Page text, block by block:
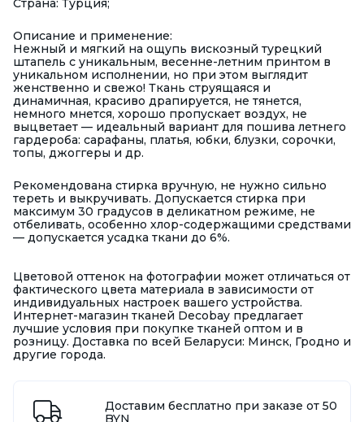
Страна: Турция;
Описание и применение:
Нежный и мягкий на ощупь вискозный турецкий
штапель с уникальным, весенне-летним принтом в
уникальном исполнении, но при этом выглядит
женственно и свежо! Ткань струящаяся и
динамичная, красиво драпируется, не тянется,
немного мнется, хорошо пропускает воздух, не
выцветает — идеальный вариант для пошива летнего
гардероба: сарафаны, платья, юбки, блузки, сорочки,
топы, джоггеры и др.
Рекомендована стирка вручную, не нужно сильно
тереть и выкручивать. Допускается стирка при
максимум 30 градусов в деликатном режиме, не
отбеливать, особенно хлор-содержащими средствами
— допускается усадка ткани до 6%.
Цветовой оттенок на фотографии может отличаться от
фактического цвета материала в зависимости от
индивидуальных настроек вашего устройства.
Интернет-магазин тканей Decobay предлагает
лучшие условия при покупке тканей оптом и в
розницу. Доставка по всей Беларуси: Минск, Гродно и
другие города.
Доставим бесплатно при заказе от 50
BYN